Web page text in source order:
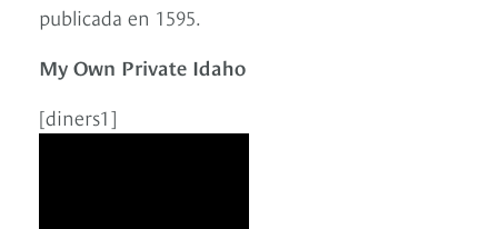
publicada en 1595.
My Own Private Idaho
[diners1]